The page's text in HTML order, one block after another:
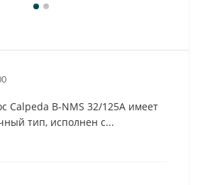
Calpeda B-NMS 32/125A имеет
тип, исполнен с...